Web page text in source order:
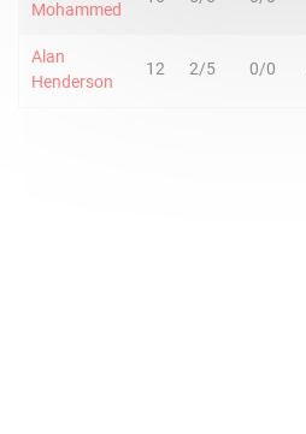
Mohammed
Alan
Henderson
12 2/5 0/0